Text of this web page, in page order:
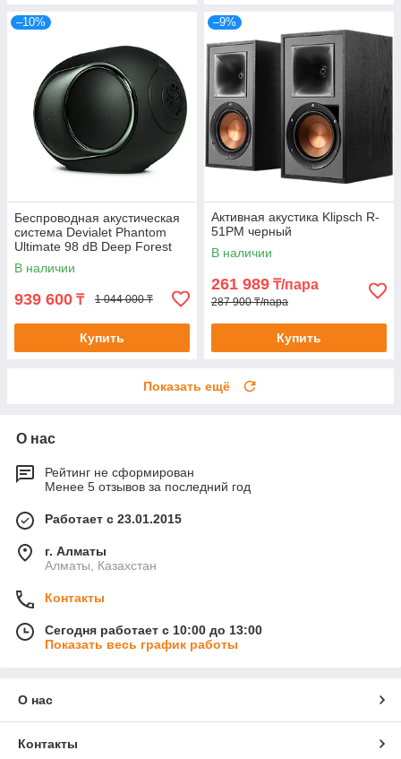
–10%
Беспроводная акустическая
система Devialet Phantom
Ultimate 98 dB Deep Forest
(Франция)
В наличии
939 600 ₸ 1 044 000 ₸
Купить
–9%
Активная акустика Klipsch R-
51PM черный
В наличии
261 989 ₸/пара
287 900 ₸/пара
Купить
Показать ещё
О нас
Рейтинг не сформирован
Менее 5 отзывов за последний год
Работает с 23.01.2015
г. Алматы
Алматы, Казахстан
Контакты
Сегодня работает с 10:00 до 13:00
Показать весь график работы
О нас
Контакты